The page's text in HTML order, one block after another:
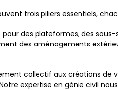
trois piliers essentiels,
pour des plateformes, des
des aménagements
collectif aux créations de
expertise en génie civil